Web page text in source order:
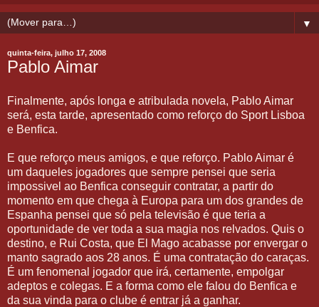
▼
quinta-feira, julho 17, 2008
Pablo Aimar
Finalmente, após longa e atribulada novela, Pablo Aimar
será, esta tarde, apresentado como reforço do Sport Lisboa
e Benfica.
E que reforço meus amigos, e que reforço. Pablo Aimar é
um daqueles jogadores que sempre pensei que seria
impossivel ao Benfica conseguir contratar, a partir do
momento em que chega à Europa para um dos grandes de
Espanha pensei que só pela televisão é que teria a
oportunidade de ver toda a sua magia nos relvados. Quis o
destino, e Rui Costa, que El Mago acabasse por envergar o
manto sagrado aos 28 anos. É uma contratação do caraças.
É um fenomenal jogador que irá, certamente, empolgar
adeptos e colegas. E a forma como ele falou do Benfica e
da sua vinda para o clube é entrar já a ganhar.